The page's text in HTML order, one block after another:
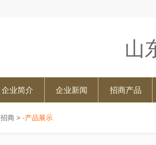
山
企业简介 企业新闻 招商产品
招商 > -产品展示